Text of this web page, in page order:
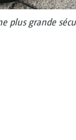
plus grande